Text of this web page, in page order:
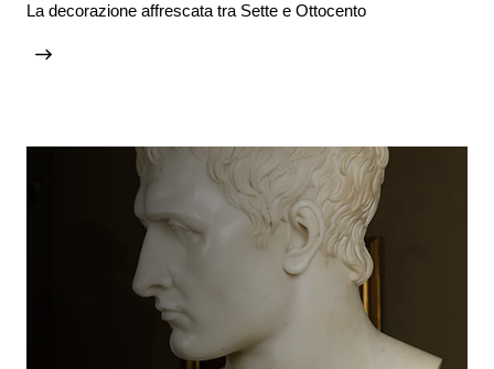
La decorazione affrescata tra Sette e Ottocento